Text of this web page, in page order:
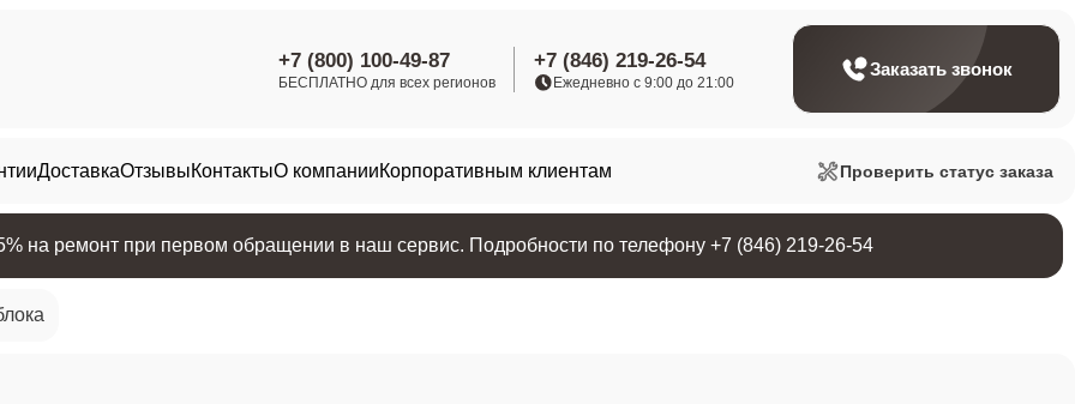
+7 (800) 100-49-87
БЕСПЛАТНО для всех регионов
+7 (846) 219-26-54
Ежедневно с 9:00 до 21:00
Заказать звонок
ДоставкаОтзывыКонтактыО компанииКорпоративным клиентам Проверить статус заказа
на ремонт при первом обращении в наш сервис. Подробности по телефону +7 (846) 219-26-54